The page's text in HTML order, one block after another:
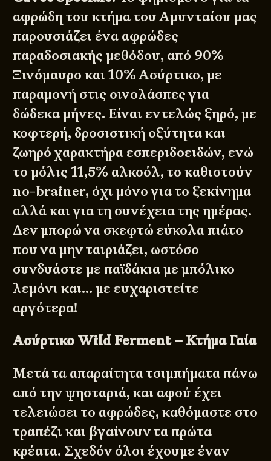
αφρώδη του κτήμα του Αμυνταίου μας
παρουσιάζει ένα αφρώδες
παραδοσιακής μεθόδου, από 90%
Ξινόμαυρο και 10% Ασύρτικο, με
παραμονή στις οινολάσπες για
δώδεκα μήνες. Είναι εντελώς ξηρό, με
κοφτερή, δροσιστική οξύτητα και
ζωηρό χαρακτήρα εσπεριδοειδών, ενώ
το μόλις 11,5% αλκοόλ, το καθιστούν
no-brainer, όχι μόνο για το ξεκίνημα
αλλά και για τη συνέχεια της ημέρας.
Δεν μπορώ να σκεφτώ εύκολα πιάτο
που να μην ταιριάζει, ωστόσο
συνδυάστε με παϊδάκια με μπόλικο
λεμόνι και… με ευχαριστείτε
αργότερα!
Ασύρτικο Wild Ferment – Κτήμα Γαία
Μετά τα απαραίτητα τσιμπήματα πάνω
από την ψησταριά, και αφού έχει
τελειώσει το αφρώδες, καθόμαστε στο
τραπέζι και βγαίνουν τα πρώτα
κρέατα. Σχεδόν όλοι έχουμε έναν